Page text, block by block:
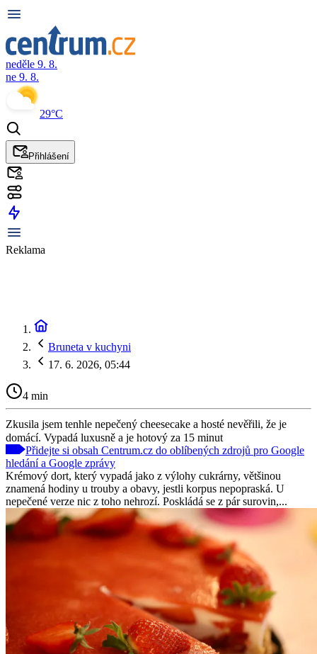
neděle 9. 8.
ne 9. 8.
29°C
Přihlášení
Reklama
Bruneta v kuchyni
17. 6. 2026, 05:44
4 min
Zkusila jsem tenhle nepečený cheesecake a hosté nevěřili, že je
domácí. Vypadá luxusně a je hotový za 15 minut
Přidejte si obsah Centrum.cz do oblíbených zdrojů pro Google
hledání a Google zprávy
Krémový dort, který vypadá jako z výlohy cukrárny, většinou
znamená hodiny u trouby a obavy, jestli korpus nepopraská. U
nepečené verze nic z toho nehrozí. Poskládá se z pár surovin,...